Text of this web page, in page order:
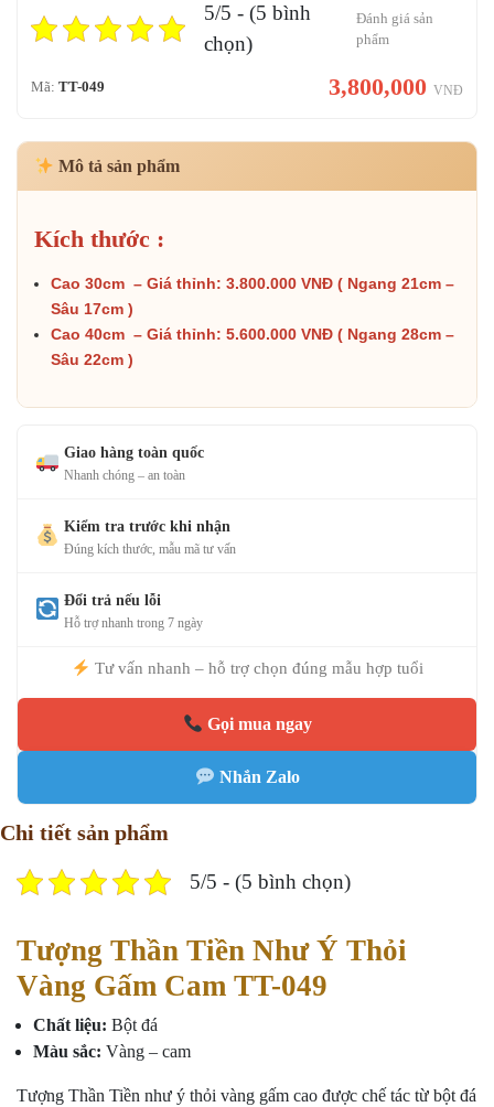
5/5 - (5 bình
chọn)
Đánh giá sản
phẩm
Mã: TT-049 3,800,000 VNĐ
Mô tả sản phẩm
Kích thước :
Cao 30cm – Giá thỉnh: 3.800.000 VNĐ ( Ngang 21cm –
Sâu 17cm )
Cao 40cm – Giá thỉnh: 5.600.000 VNĐ ( Ngang 28cm –
Sâu 22cm )
Giao hàng toàn quốc
Nhanh chóng – an toàn
Kiểm tra trước khi nhận
Đúng kích thước, mẫu mã tư vấn
Đổi trả nếu lỗi
Hỗ trợ nhanh trong 7 ngày
Tư vấn nhanh – hỗ trợ chọn đúng mẫu hợp tuổi
Gọi mua ngay
Nhắn Zalo
Chi tiết sản phẩm
5/5 - (5 bình chọn)
Tượng Thần Tiền Như Ý Thỏi
Vàng Gấm Cam TT-049
Chất liệu: Bột đá
Màu sắc: Vàng – cam
Tượng Thần Tiền như ý thỏi vàng gấm cao được chế tác từ bột đá